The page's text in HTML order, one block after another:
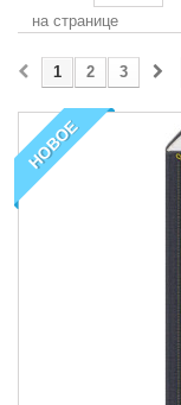
на странице
1 2 3
НОВОЕ